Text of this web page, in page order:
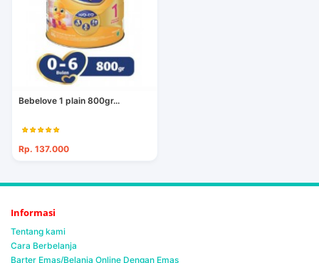
Bebelove 1 plain 800gr...
Rp. 137.000
Informasi
Tentang kami
Cara Berbelanja
Barter Emas/Belanja Online Dengan Emas